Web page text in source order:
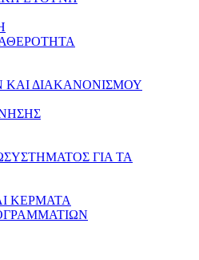
ΔΙΑΚΑΝΟΝΙΣΜΟΥ
ΓΙΑ ΤΑ
ΚΕΡΜΑΤΑ